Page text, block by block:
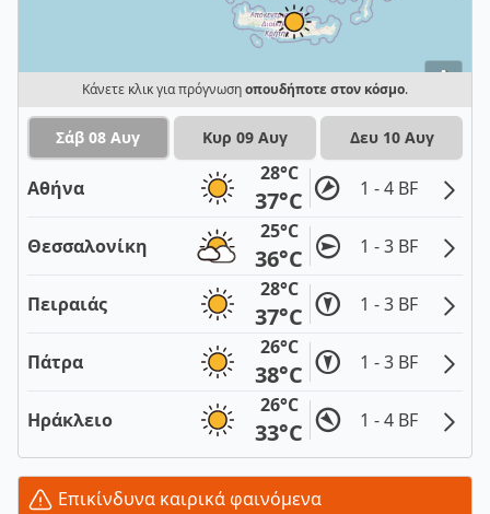
i
Κάνετε κλικ για πρόγνωσηοπουδήποτε στον κόσμο.
Σάβ 08 Αυγ Κυρ 09 Αυγ Δευ 10 Αυγ
Αθήνα
28°C
37°C 1 - 4 BF
Θεσσαλονίκη
25°C
36°C 1 - 3 BF
Πειραιάς
28°C
37°C 1 - 3 BF
Πάτρα
26°C
38°C 1 - 3 BF
Ηράκλειο
26°C
33°C 1 - 4 BF
Επικίνδυνα καιρικά φαινόμενα